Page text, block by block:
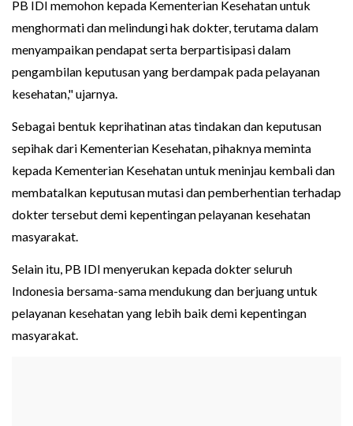
PB IDI memohon kepada Kementerian Kesehatan untuk
menghormati dan melindungi hak dokter, terutama dalam
menyampaikan pendapat serta berpartisipasi dalam
pengambilan keputusan yang berdampak pada pelayanan
kesehatan," ujarnya.
Sebagai bentuk keprihatinan atas tindakan dan keputusan
sepihak dari Kementerian Kesehatan, pihaknya meminta
kepada Kementerian Kesehatan untuk meninjau kembali dan
membatalkan keputusan mutasi dan pemberhentian terhadap
dokter tersebut demi kepentingan pelayanan kesehatan
masyarakat.
Selain itu, PB IDI menyerukan kepada dokter seluruh
Indonesia bersama-sama mendukung dan berjuang untuk
pelayanan kesehatan yang lebih baik demi kepentingan
masyarakat.